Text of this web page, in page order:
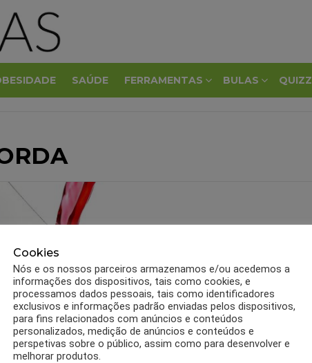
SAÚDE FERRAMENTAS BULAS QUIZZ
Cookies
Nós e os nossos parceiros armazenamos e/ou acedemos a
informações dos dispositivos, tais como cookies, e
processamos dados pessoais, tais como identificadores
exclusivos e informações padrão enviadas pelos dispositivos,
para fins relacionados com anúncios e conteúdos
personalizados, medição de anúncios e conteúdos e
perspetivas sobre o público, assim como para desenvolver e
melhorar produtos.